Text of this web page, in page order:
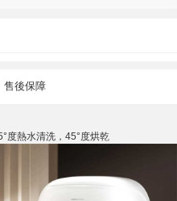
售後保障
度熱水清洗，45°度烘乾